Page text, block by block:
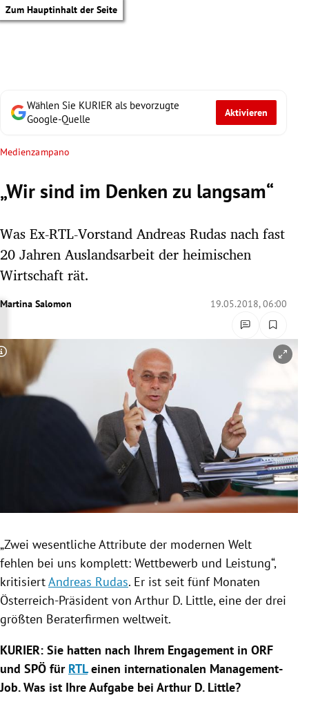
Zum Hauptinhalt der Seite
Untermenü
Untermenü
Untermenü
Untermenü
Wählen Sie KURIER als bevorzugte
Google-Quelle
Aktivieren
Medienzampano
„Wir sind im Denken zu langsam“
Was Ex-RTL-Vorstand Andreas Rudas nach fast
20 Jahren Auslandsarbeit der heimischen
Wirtschaft rät.
Martina Salomon 19.05.2018, 06:00
Copyright-Hinweis öffnen/schließen
„Zwei wesentliche Attribute der modernen Welt
fehlen bei uns komplett: Wettbewerb und Leistung“,
kritisiertAndreas Rudas. Er ist seit fünf Monaten
Österreich-Präsident von Arthur D. Little, eine der drei
größten Beraterfirmen weltweit.
KURIER: Sie hatten nach Ihrem Engagement in ORF
und SPÖ für RTLeinen internationalen Management-
Job. Was ist Ihre Aufgabe bei Arthur D. Little?